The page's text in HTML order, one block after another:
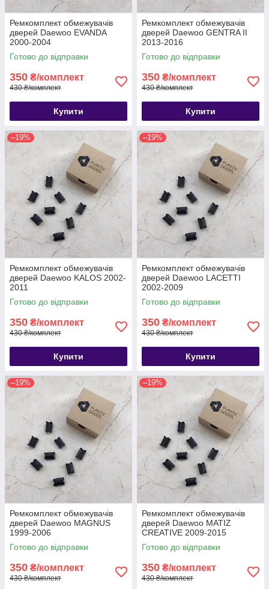
Ремкомплект обмежувачів
дверей Daewoo EVANDA
2000-2004
Готово до відправки
350 ₴/комплект
430 ₴/комплект
Купити
Ремкомплект обмежувачів
дверей Daewoo GENTRA II
2013-2016
Готово до відправки
350 ₴/комплект
430 ₴/комплект
Купити
–19%
Ремкомплект обмежувачів
дверей Daewoo KALOS 2002-
2011
Готово до відправки
350 ₴/комплект
430 ₴/комплект
Купити
–19%
Ремкомплект обмежувачів
дверей Daewoo LACETTI
2002-2009
Готово до відправки
350 ₴/комплект
430 ₴/комплект
Купити
–19%
Ремкомплект обмежувачів
дверей Daewoo MAGNUS
1999-2006
Готово до відправки
350 ₴/комплект
430 ₴/комплект
–19%
Ремкомплект обмежувачів
дверей Daewoo MATIZ
CREATIVE 2009-2015
Готово до відправки
350 ₴/комплект
430 ₴/комплект